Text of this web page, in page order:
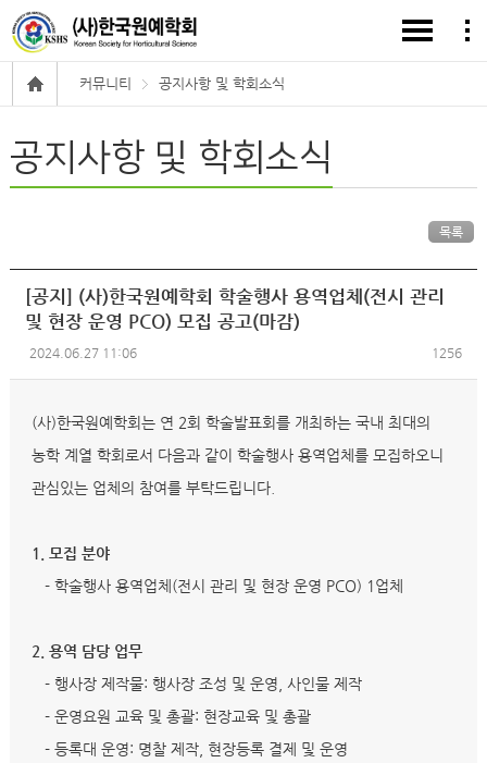
커뮤니티 공지사항 및 학회소식
공지사항 및 학회소식
목록
[공지] (사)한국원예학회 학술행사 용역업체(전시 관리
및 현장 운영 PCO) 모집 공고(마감)
2024.06.27 11:06 1256
(사)한국원예학회는 연 2회 학술발표회를 개최하는 국내 최대의
농학 계열 학회로서 다음과 같이 학술행사 용역업체를 모집하오니
관심있는 업체의 참여를 부탁드립니다.
1. 모집 분야
- 학술행사 용역업체(전시 관리 및 현장 운영 PCO) 1업체
2. 용역 담당 업무
- 행사장 제작물: 행사장 조성 및 운영, 사인물 제작
- 운영요원 교육 및 총괄: 현장교육 및 총괄
- 등록대 운영: 명찰 제작, 현장등록 결제 및 운영